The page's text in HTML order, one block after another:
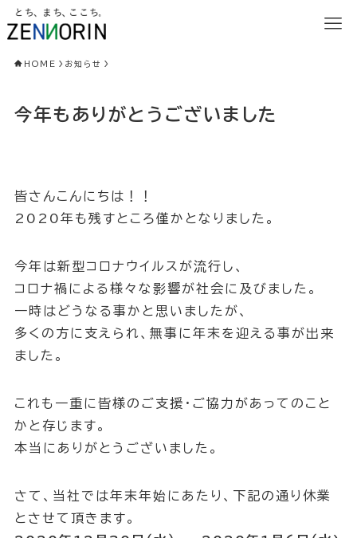
HOME お知らせ
今年もありがとうございました
皆さんこんにちは！！
2020年も残すところ僅かとなりました。
今年は新型コロナウイルスが流行し、
コロナ禍による様々な影響が社会に及びました。
一時はどうなる事かと思いましたが、
多くの方に支えられ、無事に年末を迎える事が出来
ました。
これも一重に皆様のご支援・ご協力があってのこと
かと存じます。
本当にありがとうございました。
さて、当社では年末年始にあたり、下記の通り休業
とさせて頂きます。